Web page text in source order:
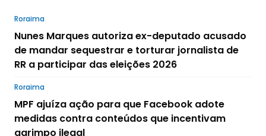
Roraima
Nunes Marques autoriza ex-deputado acusado
de mandar sequestrar e torturar jornalista de
RR a participar das eleições 2026
Roraima
MPF ajuíza ação para que Facebook adote
medidas contra conteúdos que incentivam
garimpo ilegal